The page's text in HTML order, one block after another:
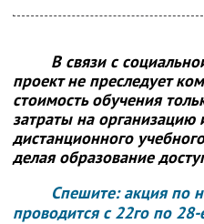
В связи с
проект не преследует
стоимость обучения
затраты на организацию
дистанционного
делая образование
Спешите: акция по
проводится с 22го по